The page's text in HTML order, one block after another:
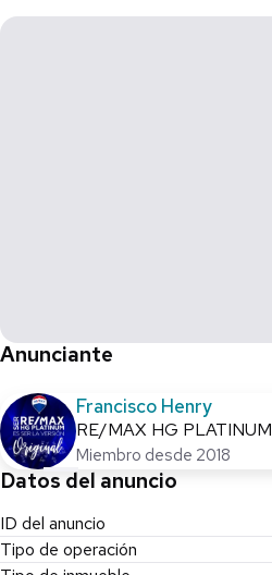
Anunciante
Francisco Henry
RE/MAX HG PLATINUM
Miembro desde 2018
Datos del anuncio
ID del anuncio
Tipo de operación